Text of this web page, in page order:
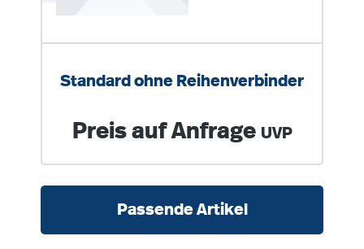
Standard ohne Reihenverbinder
Regulärer Preis:
Preis auf Anfrage UVP
Passende Artikel